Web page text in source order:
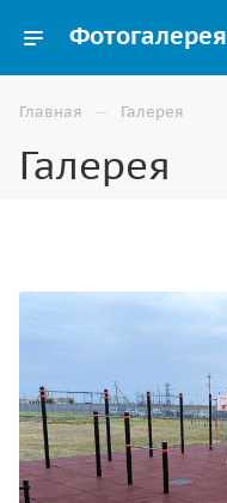
Фотогалерея
Главная — Галерея
Галерея